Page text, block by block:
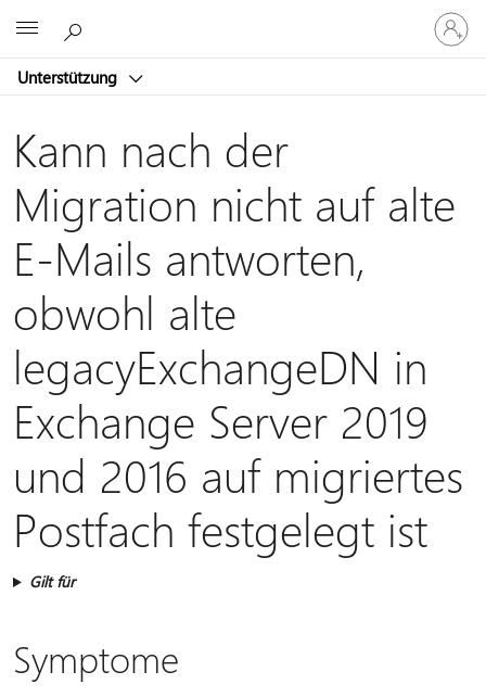
Unterstützung
Bei
Ihrem
Konto
Kann nach der
Migration nicht auf alte
E-Mails antworten,
obwohl alte
legacyExchangeDN in
Exchange Server 2019
und 2016 auf migriertes
Postfach festgelegt ist
Gilt für
Symptome